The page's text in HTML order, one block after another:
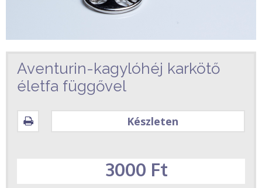
Aventurin-kagylóhéj karkötő
életfa függővel
Készleten
3000 Ft